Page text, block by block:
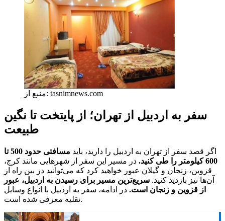
منبع از: tasnimnews.com
سفر به اردبیل از تهران؛ از پایتخت تا نگین
طبیعت
اگر قصد سفر از تهران به اردبیل را دارید، باید
مسافتی حدود 500 تا
600 کیلومتر را طی کنید.
در مسیر این سفر از شهرهایی مانند کرج،
قزوین، زنجان و گیلان عبور خواهید کرد که می‌توانید در بین راه از
آن‌ها نیز بازدید کنید. سریع‌ترین مسیر برای رسیدن به اردبیل، عبور
از قزوین و زنجان است. در ادامه، سفر به اردبیل با انواع وسایل
نقلیه معرفی شده است.